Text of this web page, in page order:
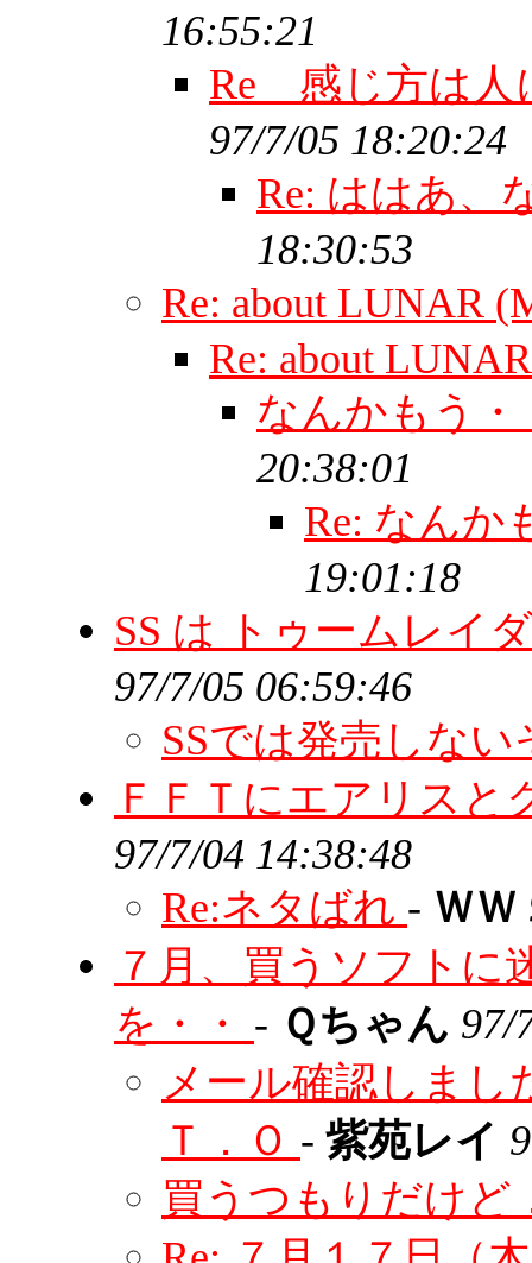
16:55:21
Re 感じ方は人
97/7/05 18:20:24
Re: ははあ、
18:30:53
Re: about LUNAR
Re: about
なんかもう
20:38:01
Re: なんか
19:01:18
SS は トゥームレイ
97/7/05 06:59:46
SSでは発売しな
ＦＦＴにエアリス
97/7/04 14:38:48
Re:ネタばれ - ＷＷ
７月、買うソフトに
を・・ - Ｑちゃん 97/
メール確認しま
Ｔ．Ｏ - 紫苑レイ
買うつもりだけど